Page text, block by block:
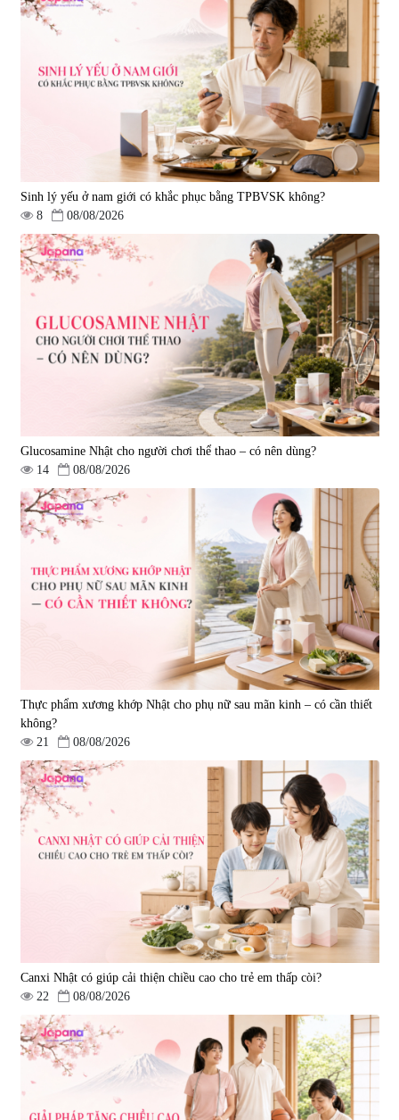
Nước uống đẹp da Collagen
50ml)
| 789.120
1.200.000 đ
Nước uống Collagen Kaza Rose
Lady 5000mg (Hộp 10 chai x
50ml)
|67.440
950.000 đ
Nước uống Collagen Shinnippai
Top 5.000mg (Hộp 10 chai x
693.000 đ
Sinh lý yếu ở nam giới có khắc phục bằng TPBVSK không?
8
08/08/2026
Glucosamine Nhật cho người chơi thể thao – có nên dùng?
14
08/08/2026
Thực phẩm xương khớp Nhật cho phụ nữ sau mãn kinh – có cần thiết
không?
21
08/08/2026
Canxi Nhật có giúp cải thiện chiều cao cho trẻ em thấp còi?
22
08/08/2026